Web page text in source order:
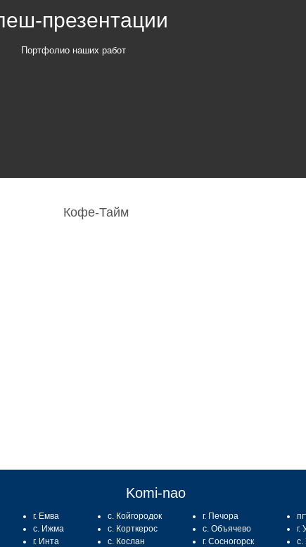
презентации
Портфолио наших работ
Кофе-Тайм
Komi-nao
г. Емва
с. Ижма
г. Инта
с. Койгородок
с. Корткерос
с. Кослан
г. Печора
с. Объячево
г. Сосногорск
г.
с.